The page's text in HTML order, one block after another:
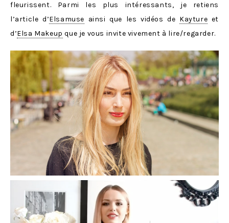
fleurissent. Parmi les plus intéressants, je retiens
l’article d’Elsamuse ainsi que les vidéos de Kayture et
d’Elsa Makeup que je vous invite vivement à lire/regarder.